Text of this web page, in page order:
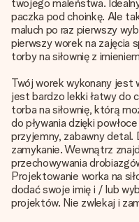
twojego maleństwa.
paczka pod choinkę. Ale
maluch po raz pierwszy
pierwszy worek na zajęcia
torby na siłownię z
Twój worek wykonany jest
jest bardzo lekki łatwy do
torba na siłownię, którą
do pływania dzięki
przyjemny, zabawny detal.
zamykanie. Wewnątrz
przechowywania
Projektowanie worka na
dodać swoje imię i / lub
projektów. Nie zwlekaj i